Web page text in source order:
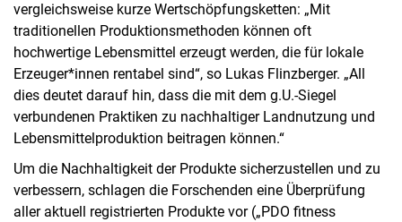
vergleichsweise kurze Wertschöpfungsketten: „Mit
traditionellen Produktionsmethoden können oft
hochwertige Lebensmittel erzeugt werden, die für lokale
Erzeuger*innen rentabel sind“, so Lukas Flinzberger. „All
dies deutet darauf hin, dass die mit dem g.U.-Siegel
verbundenen Praktiken zu nachhaltiger Landnutzung und
Lebensmittelproduktion beitragen können.“
Um die Nachhaltigkeit der Produkte sicherzustellen und zu
verbessern, schlagen die Forschenden eine Überprüfung
aller aktuell registrierten Produkte vor („PDO fitness